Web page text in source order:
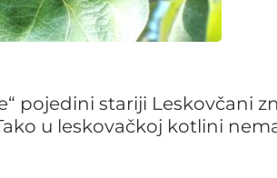
pojedini stariji Leskovčani
u leskovačkoj kotlini